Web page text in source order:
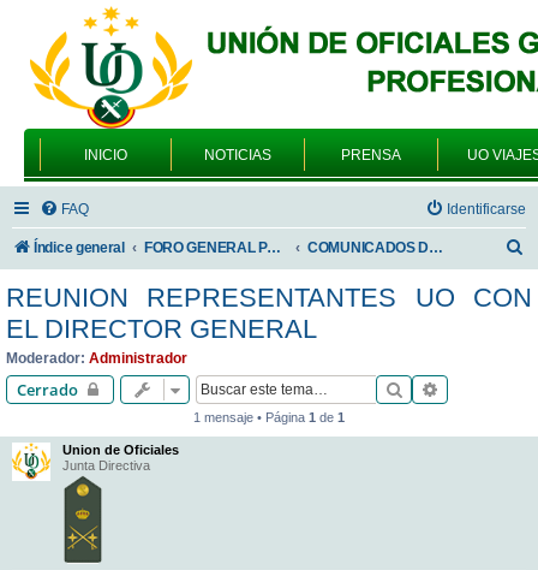
INICIO NOTICIAS PRENSA UO
FAQ Identificarse
Índice general FORO GENERAL PARA TODOS LOS USUARIOS COMUNICADOS DE LA UNIÓN DE OFICIALES
s
REUNION REPRESENTANTES UO CON
EL DIRECTOR GENERAL
Moderador: Administrador
Cerrado Buscar
1 mensaje • Página 1 de 1
Union de Oficiales
Junta Directiva